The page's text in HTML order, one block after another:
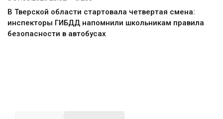
В Тверской области стартовала четвертая смена:
инспекторы ГИБДД напомнили школьникам правила
безопасности в автобусах